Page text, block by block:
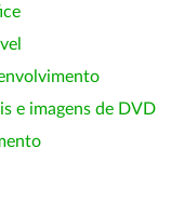
e imagens de DVD